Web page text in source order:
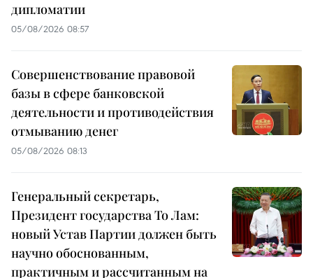
дипломатии
05/08/2026 08:57
Совершенствование правовой
базы в сфере банковской
деятельности и противодействия
отмыванию денег
05/08/2026 08:13
Генеральный секретарь,
Президент государства То Лам:
новый Устав Партии должен быть
научно обоснованным,
практичным и рассчитанным на